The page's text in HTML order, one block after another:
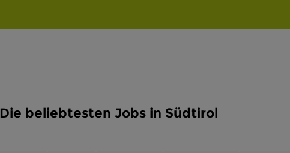
Die beliebtesten Jobs in Südtirol